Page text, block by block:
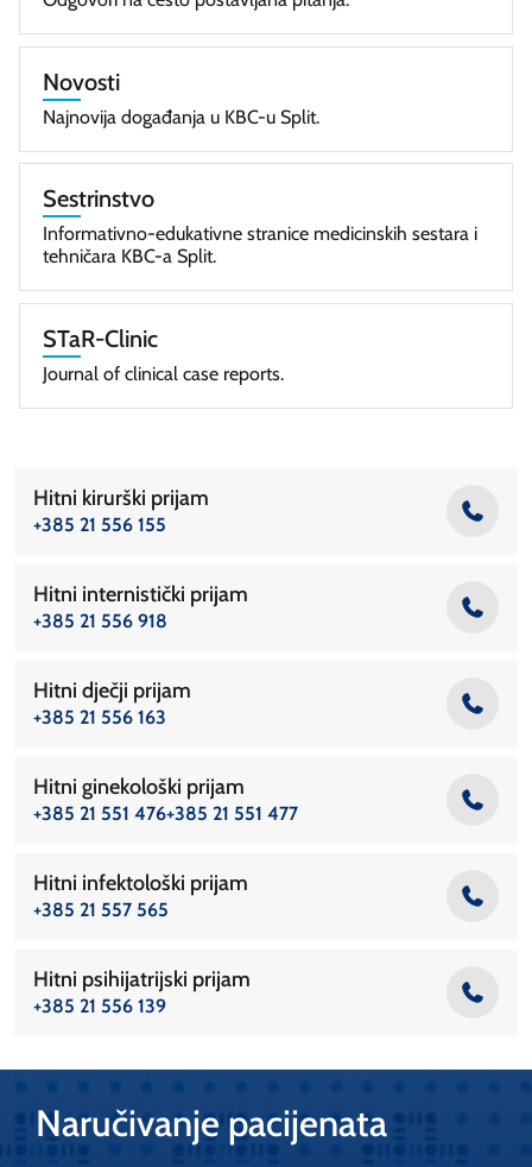
Novosti
Najnovija događanja u KBC-u Split.
Sestrinstvo
Informativno-edukativne stranice medicinskih sestara i
tehničara KBC-a Split.
STaR-Clinic
Journal of clinical case reports.
Medicinska biokemija
Nefrologija
Neonatologija
Neurokirurgija
Neurologija
Nos
Nuklearna medicina
Oftamologija
Onkokirurgijom
Oralna kirurgija
Otorinolaringologija
Ovisnosti
Parazitologija
Pedijatrija
Perinatologija
Plućne bolesti
Porodi
Psihogerijatrija
Psihotrauma
Hitni kirurški prijam
+385 21 556 155
Hitni internistički prijam
+385 21 556 918
Hitni dječji prijam
+385 21 556 163
Hitni ginekološki prijam
+385 21 551 476+385 21 551 477
Hitni infektološki prijam
+385 21 557 565
Hitni psihijatrijski prijam
+385 21 556 139
Naručivanje pacijenata